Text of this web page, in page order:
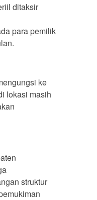
ditaksir
para pemilik
ke
lokasi masih
struktur